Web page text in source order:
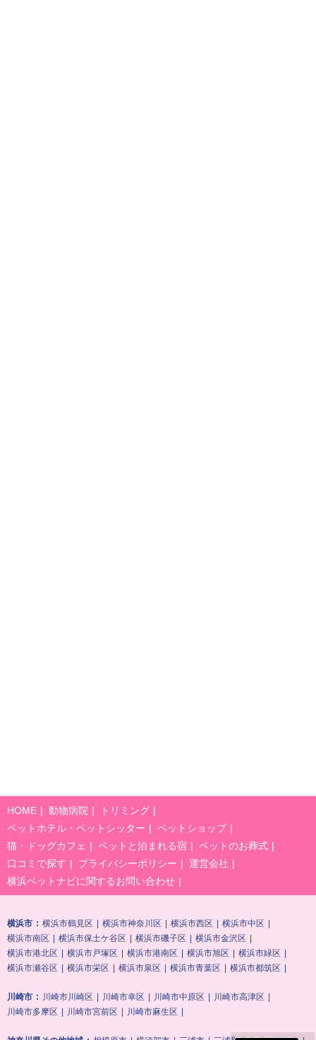
HOME 動物病院
トリミング
ペットホテル・ペットシッター
ペットショップ
猫・ドッグカフェ
ペットと泊まれる宿
ペットのお葬式
口コミで探す
プライバシーポリシー
運営会社
横浜ペットナビに関するお問い合わせ
横浜市 横浜市鶴見区 横浜市神奈川区 横浜市西区
横浜市中区
横浜市南区
横浜市保土ケ谷区 横浜市磯子区
横浜市金沢区
横浜市港北区
横浜市戸塚区 横浜市港南区 横浜市旭区
横浜市緑区
横浜市瀬谷区
横浜市栄区 横浜市泉区 横浜市青葉区 横浜市都筑区
川崎市 川崎市川崎区 川崎市幸区 川崎市中原区
川崎市高津区
川崎市多摩区
川崎市宮前区 川崎市麻生区